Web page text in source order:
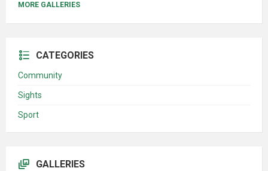
MORE GALLERIES
CATEGORIES
Community
Sights
Sport
GALLERIES